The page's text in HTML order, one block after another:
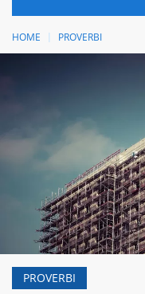
HOME PROVERBI
PROVERBI